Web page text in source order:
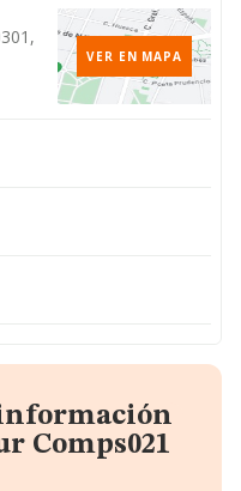
VER EN MAPA
Comps021